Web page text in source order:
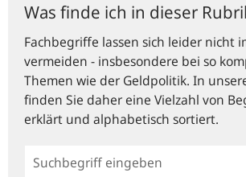
Was finde ich in dieser
Fachbegriffe lassen sich leider nicht
vermeiden - insbesondere bei so
Themen wie der Geldpolitik. In
finden Sie daher eine Vielzahl von
erklärt und alphabetisch sortiert.
Allgemeine